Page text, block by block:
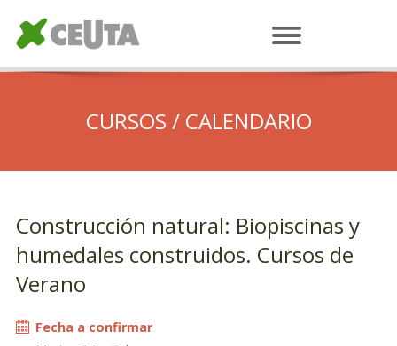
CURSOS / CALENDARIO
Construcción natural: Biopiscinas y
humedales construidos. Cursos de
Verano
Fecha a confirmar